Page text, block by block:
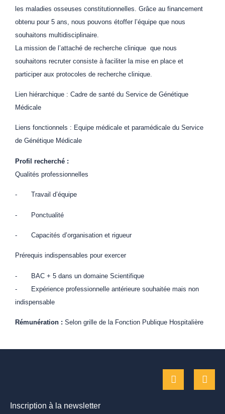
les maladies osseuses constitutionnelles. Grâce au financement
obtenu pour 5 ans, nous pouvons étoffer l’équipe que nous
souhaitons multidisciplinaire.
La mission de l’attaché de recherche clinique que nous
souhaitons recruter consiste à faciliter la mise en place et
participer aux protocoles de recherche clinique.
Lien hiérarchique : Cadre de santé du Service de Génétique
Médicale
Liens fonctionnels : Equipe médicale et paramédicale du Service
de Génétique Médicale
Profil recherché :
Qualités professionnelles
- Travail d’équipe
- Ponctualité
- Capacités d’organisation et rigueur
Prérequis indispensables pour exercer
- BAC + 5 dans un domaine Scientifique
- Expérience professionnelle antérieure souhaitée mais non
indispensable
Rémunération : Selon grille de la Fonction Publique Hospitalière
Inscription à la newsletter